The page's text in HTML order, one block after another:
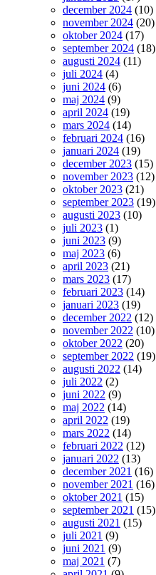
december 2024 (10)
november 2024 (20)
oktober 2024 (17)
september 2024 (18)
augusti 2024 (11)
juli 2024 (4)
juni 2024 (6)
maj 2024 (9)
april 2024 (19)
mars 2024 (14)
februari 2024 (16)
januari 2024 (19)
december 2023 (15)
november 2023 (12)
oktober 2023 (21)
september 2023 (19)
augusti 2023 (10)
juli 2023 (1)
juni 2023 (9)
maj 2023 (6)
april 2023 (21)
mars 2023 (17)
februari 2023 (14)
januari 2023 (19)
december 2022 (12)
november 2022 (10)
oktober 2022 (20)
september 2022 (19)
augusti 2022 (14)
juli 2022 (2)
juni 2022 (9)
maj 2022 (14)
april 2022 (19)
mars 2022 (14)
februari 2022 (12)
januari 2022 (13)
december 2021 (16)
november 2021 (16)
oktober 2021 (15)
september 2021 (15)
augusti 2021 (15)
juli 2021 (9)
juni 2021 (9)
maj 2021 (7)